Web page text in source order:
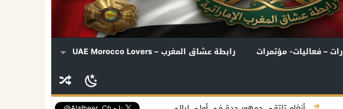
– فعاليات- مؤتمرات رابطة عشاق المغرب – UAE Morocco Lovers